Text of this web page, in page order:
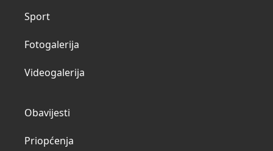
Sport
Fotogalerija
Videogalerija
Obavijesti
Priopćenja